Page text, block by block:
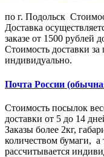
по г. Подольск
Доставка
заказе от 1500 рублей
Стоимость доставки за
индивидуально.
Почта России
Стоимость посылок
доставки от 5 до 14
Заказы более 2кг,
количеством бумаги,
рассчитывается